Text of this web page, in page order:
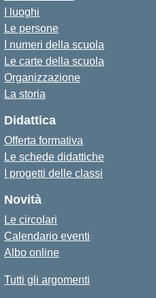
I luoghi
Le persone
I numeri della scuola
Le carte della scuola
Organizzazione
La storia
Didattica
Offerta formativa
Le schede didattiche
I progetti delle classi
Novità
Le circolari
Calendario eventi
Albo online
Tutti gli argomenti